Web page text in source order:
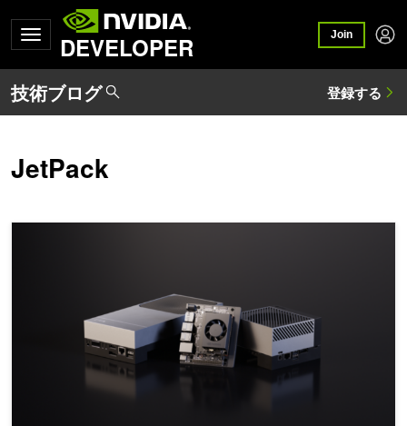
DEVELOPER Join
JetPack